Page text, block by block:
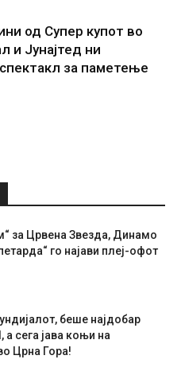
од Супер купот во
и Јунајтед ни
за паметење
за Црвена Звезда, Динамо
го најави плеј-офот
беше најдобар
а сега јава коњи на
Црна Гора!